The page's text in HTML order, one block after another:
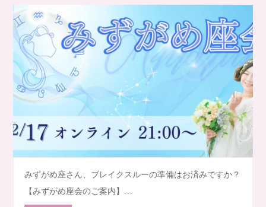
みずがめ座さん、ブレイクスルーの準備はお済みですか？
【みずがめ座会のご案内】…